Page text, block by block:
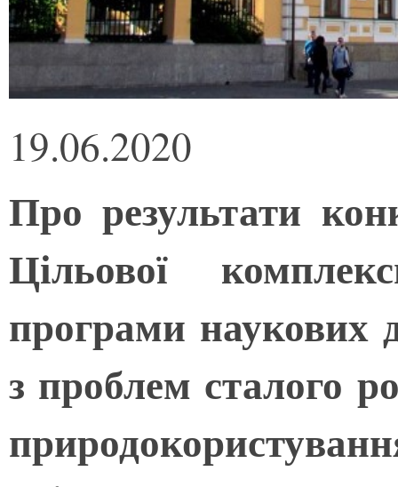
19.06.2020
Про результати
Цільової
програми наукових
з проблем сталого